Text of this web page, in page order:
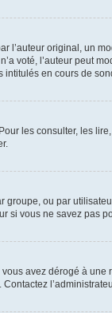
l’auteur original, un
voté, l’auteur peut
en cours de
les consulter, les
ou par
si vous ne savez pas
avez dérogé à